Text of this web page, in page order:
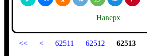
Наверх
<< < 62511 62512 62513